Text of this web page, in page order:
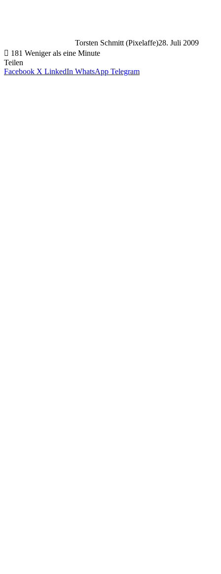
Torsten Schmitt (Pixelaffe)28. Juli 2009
181 Weniger als eine Minute
Teilen
Facebook X LinkedIn WhatsApp Telegram